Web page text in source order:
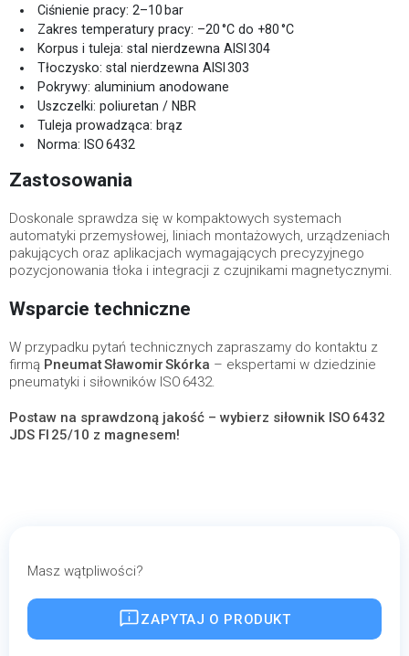
Ciśnienie pracy: 2–10 bar
Zakres temperatury pracy: –20 °C do +80 °C
Korpus i tuleja: stal nierdzewna AISI 304
Tłoczysko: stal nierdzewna AISI 303
Pokrywy: aluminium anodowane
Uszczelki: poliuretan / NBR
Tuleja prowadząca: brąz
Norma: ISO 6432
Zastosowania
Doskonale sprawdza się w kompaktowych systemach
automatyki przemysłowej, liniach montażowych, urządzeniach
pakujących oraz aplikacjach wymagających precyzyjnego
pozycjonowania tłoka i integracji z czujnikami magnetycznymi.
Wsparcie techniczne
W przypadku pytań technicznych zapraszamy do kontaktu z
firmą Pneumat Sławomir Skórka – ekspertami w dziedzinie
pneumatyki i siłowników ISO 6432.
Postaw na sprawdzoną jakość – wybierz siłownik ISO 6432
JDS FI 25/10 z magnesem!
Masz wątpliwości?
ZAPYTAJ O PRODUKT